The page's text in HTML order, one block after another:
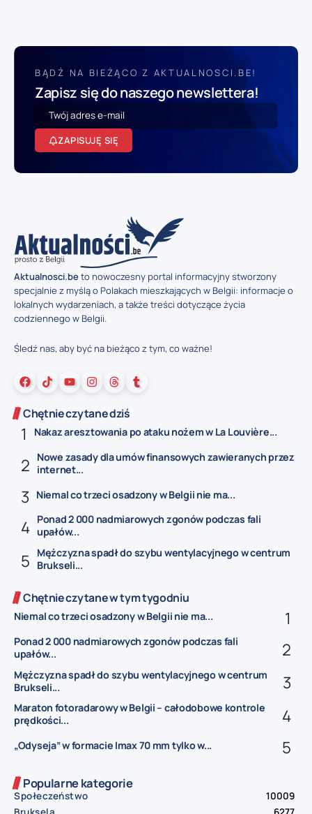
BĄDŹ NA BIEŻĄCO Z AKTUALNOSCI.BE!
Zapisz się do naszego newslettera!
ZAPISUJĘ SIĘ
Aktualnosci.beto nowoczesny portal informacyjny stworzony
specjalnie z myślą o Polakach mieszkających w Belgii: informacje o
lokalnych wydarzeniach, a także treści dotyczące życia
codziennego w Belgii.
Śledź nas, aby być na bieżąco z tym, co ważne!
Chętnie czytane dziś
Nakaz aresztowania po ataku nożem w La Louvière...
Nowe zasady dla umów finansowych zawieranych przez
internet...
Niemal co trzeci osadzony w Belgii nie ma...
Ponad 2 000 nadmiarowych zgonów podczas fali
upałów...
Mężczyzna spadł do szybu wentylacyjnego w centrum
Brukseli...
Chętnie czytane w tym tygodniu
Niemal co trzeci osadzony w Belgii nie ma...
Ponad 2 000 nadmiarowych zgonów podczas fali
upałów...
Mężczyzna spadł do szybu wentylacyjnego w centrum
Brukseli...
Maraton fotoradarowy w Belgii – całodobowe kontrole
prędkości...
„Odyseja” w formacie Imax 70 mm tylko w...
Popularne kategorie
Społeczeństwo
10009